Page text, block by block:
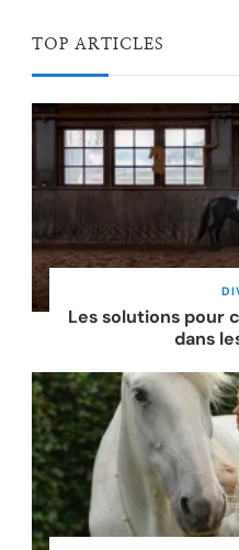
TOP ARTICLES
Les solutions pour
dans